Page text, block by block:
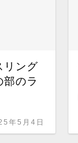
リング
のラ
年5月4日